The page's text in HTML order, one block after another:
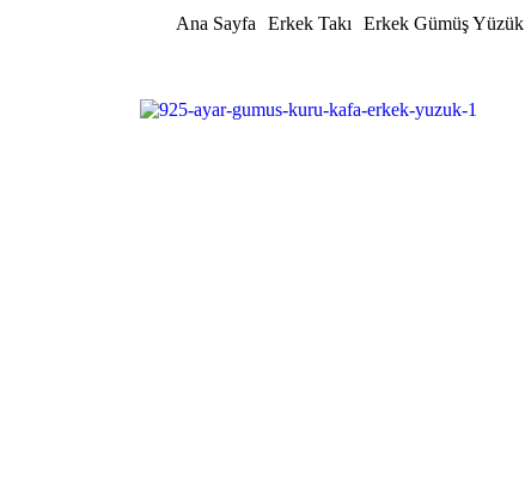
Ana Sayfa Erkek Takı Erkek Gümüş Yüzük